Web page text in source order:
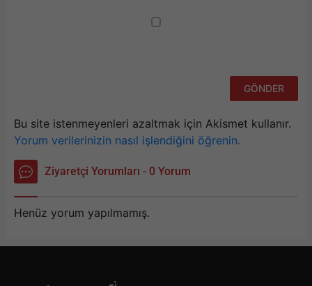
Bu site istenmeyenleri azaltmak için Akismet kullanır.
Yorum verilerinizin nasıl işlendiğini öğrenin.
Ziyaretçi Yorumları - 0 Yorum
Henüz yorum yapılmamış.